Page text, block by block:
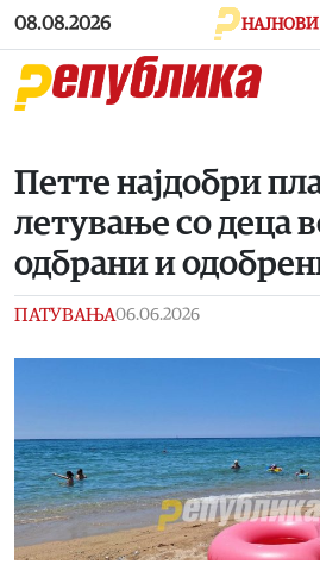
Skip to main content
08.08.2026
Петте најдобри
летување со деца
одбрани и
ПАТУВАЊА06.06.2026